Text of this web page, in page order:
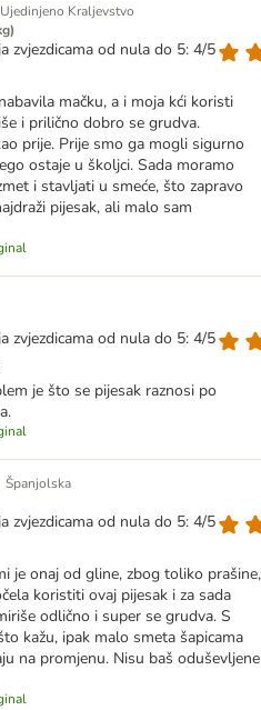
Ujedinjeno Kraljevstvo
zvjezdicama od nula do 5: 4/5
mačku, a i moja kći koristi
i prilično dobro se grudva.
prije. Prije smo ga mogli sigurno
ostaje u školjci. Sada moramo
i stavljati u smeće, što zapravo
pijesak, ali malo sam
zvjezdicama od nula do 5: 4/5
je što se pijesak raznosi po
Španjolska
zvjezdicama od nula do 5: 4/5
je onaj od gline, zbog toliko prašine,
koristiti ovaj pijesak i za sada
odlično i super se grudva. S
kažu, ipak malo smeta šapicama
na promjenu. Nisu baš oduševljene